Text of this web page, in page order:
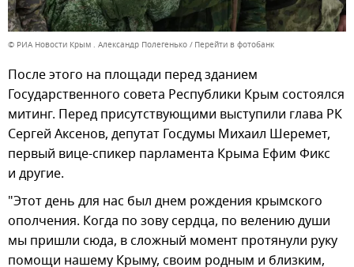
© РИА Новости Крым . Александр Полегенько Перейти в фотобанк
После этого на площади перед зданием
Государственного совета Республики Крым состоялся
митинг. Перед присутствующими выступили глава РК
Сергей Аксенов, депутат Госдумы Михаил Шеремет,
первый вице-спикер парламента Крыма Ефим Фикс
и другие.
"Этот день для нас был днем рождения крымского
ополчения. Когда по зову сердца, по велению души
мы пришли сюда, в сложный момент протянули руку
помощи нашему Крыму, своим родным и близким,